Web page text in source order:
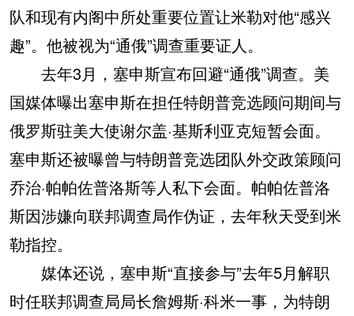
队和现有内阁中所处重要位置让米勒对他“感兴
趣”。他被视为“通俄”调查重要证人。
去年3月，塞申斯宣布回避“通俄”调查。美
国媒体曝出塞申斯在担任特朗普竞选顾问期间与
俄罗斯驻美大使谢尔盖·基斯利亚克短暂会面。
塞申斯还被曝曾与特朗普竞选团队外交政策顾问
乔治·帕帕佐普洛斯等人私下会面。帕帕佐普洛
斯因涉嫌向联邦调查局作伪证，去年秋天受到米
勒指控。
媒体还说，塞申斯“直接参与”去年5月解职
时任联邦调查局局长詹姆斯·科米一事，为特朗